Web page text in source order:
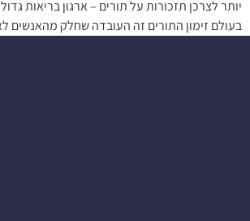
יותר לצרכן תזכורות על תורים – ארגון בריאות
בעולם זימון התורים זה העובדה שחלק מהאנשים